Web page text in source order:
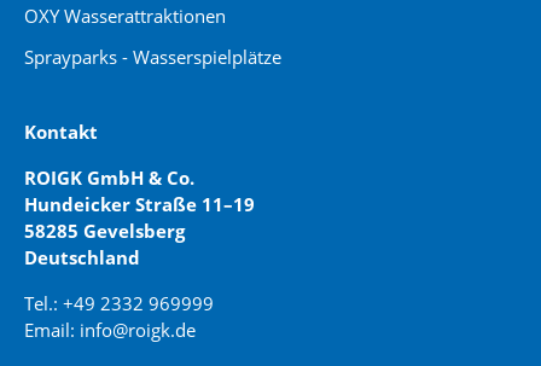
OXY Wasserattraktionen
Sprayparks - Wasserspielplätze
Kontakt
ROIGK GmbH & Co.
Hundeicker Straße 11–19
58285 Gevelsberg
Deutschland
Tel.: +49 2332 969999
Email: info@roigk.de